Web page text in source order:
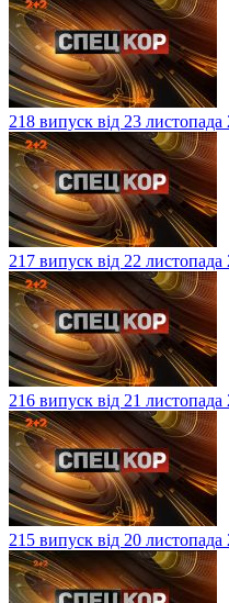
218 випуск від 23 листопада
217 випуск від 22 листопада
216 випуск від 21 листопада
215 випуск від 20 листопада